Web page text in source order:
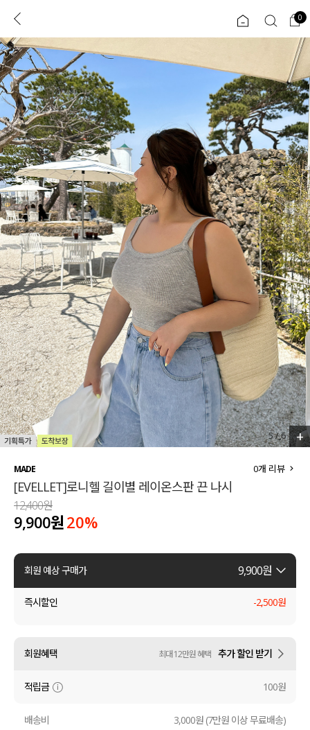
로그인 0
TW
JP
콘텐츠 리뷰 & 혜택 회원혜택 입
CATEGORY COMMUNITY
도착보장⚡
인플루언서 pick!
신상 5%
베스트
MADE
세트할인 ~30%
하객룩
살안타템
110사이즈
티셔츠
팬츠
셔츠
원피스
수영복
아우터
ALL
익스클루시브
아우터
티셔츠
니트
블라우스
원피스
스커트
언더웨어
0
5/6 +
MADE
[EVELLET]로니헬 길이별 레이온스판 끈 나시
0개 리뷰
12,400원
9,900원 20%
회원 예상 구매가 9,900원
즉시할인 -2,500원
회원혜택 최대 12만원 혜택 추가 할인 받기
적립금 100원
배송비 3,000원 (7만원 이상 무료배송)